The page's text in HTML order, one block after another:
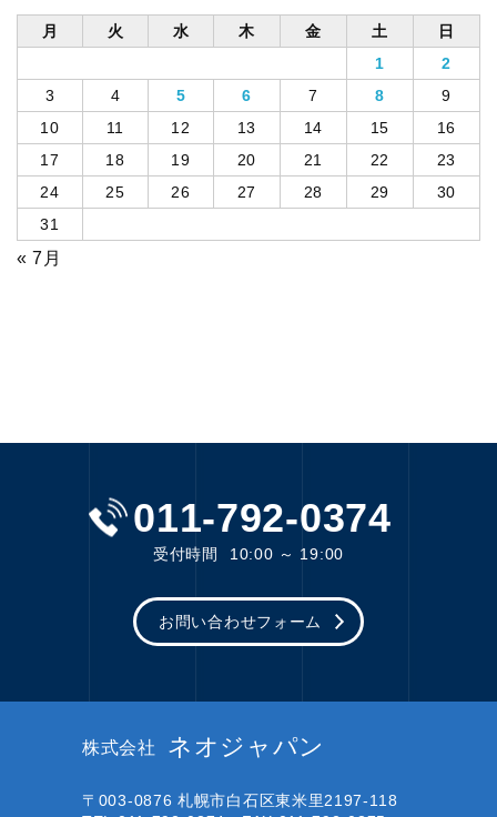
月 火 水 木 金 土
日
1
2
3
4 5 6 7 8
9
10
11 12 13 14 15
16
17
18 19 20 21 22
23
24
25 26 27 28 29
30
31
« 7月
011-792-0374
受付時間 10:00 ～ 19:00
お問い合わせフォーム
株式会社 ネオジャパン
〒003-0876 札幌市白石区東米里2197-118